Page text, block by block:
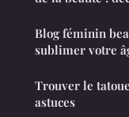
Blog féminin
sublimer votre
Trouver le
astuces